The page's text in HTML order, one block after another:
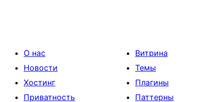
О нас
Новости
Хостинг
Приватность
Витрина
Темы
Плагины
Паттерны